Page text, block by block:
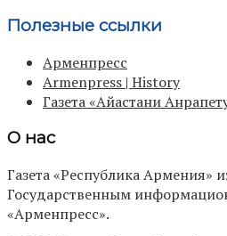
Полезные ссылки
Арменпресс
Armenpress | History
Газета «Айастани
О нас
Газета «Республика Армения»
Государственным
«Арменпресс».